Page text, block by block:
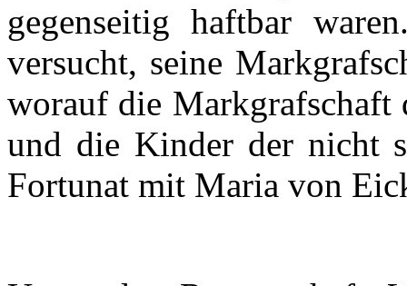
gegenseitig haftbar waren
versucht, seine
worauf die Markgrafschaft
und die Kinder der nicht
Fortunat mit Maria von